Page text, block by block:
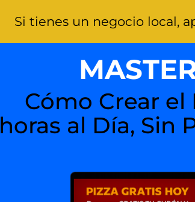
Si tienes un negocio local,
Cómo Crear el
horas al Día, Sin